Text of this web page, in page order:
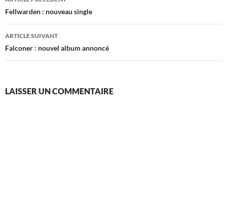
des
articles
Fellwarden : nouveau single
ARTICLE SUIVANT
Falconer : nouvel album annoncé
LAISSER UN COMMENTAIRE